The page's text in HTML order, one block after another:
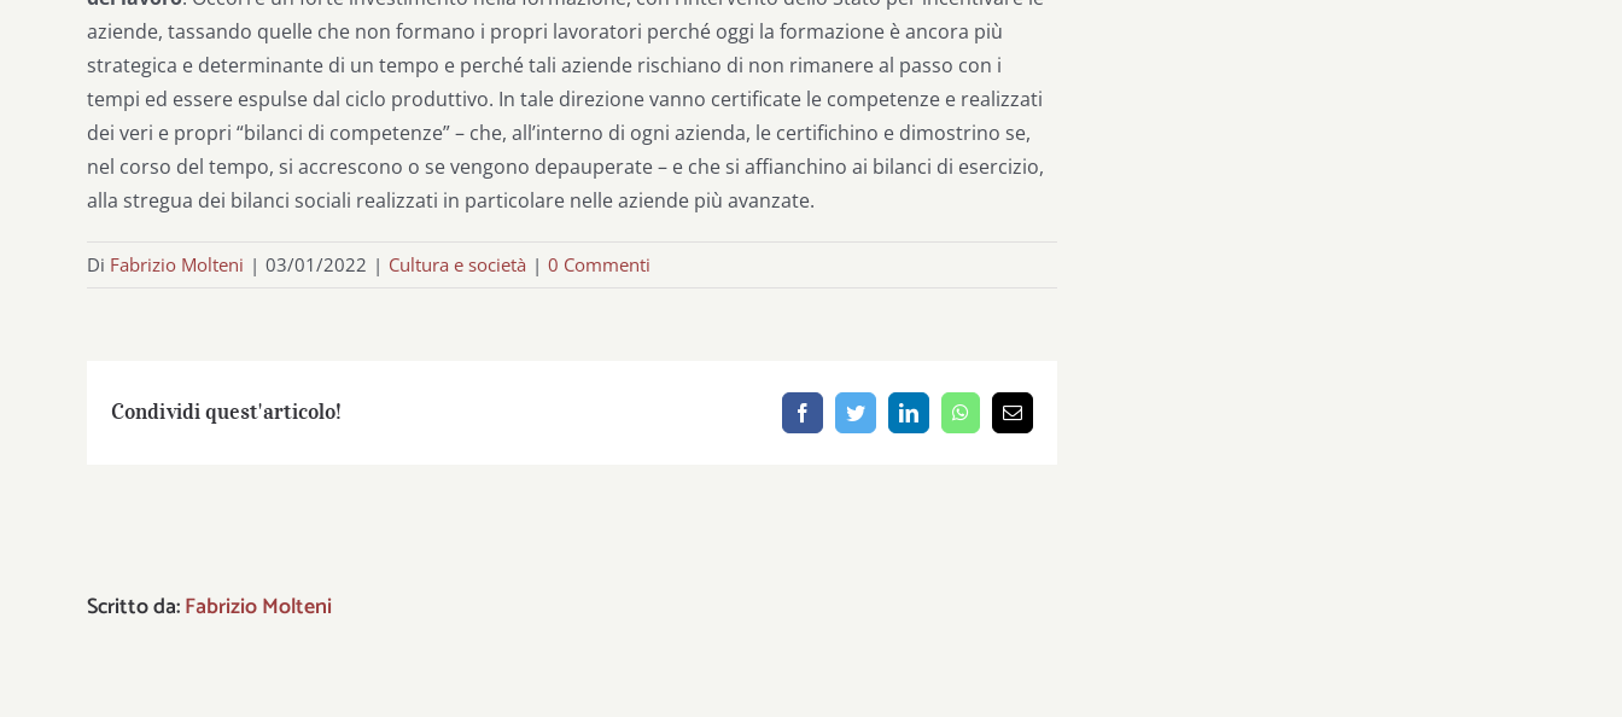
aziende, tassando quelle che non formano i propri lavoratori perché oggi la formazione è ancora più
strategica e determinante di un tempo e perché tali aziende rischiano di non rimanere al passo con i
tempi ed essere espulse dal ciclo produttivo. In tale direzione vanno certificate le competenze e realizzati
dei veri e propri “bilanci di competenze” – che, all’interno di ogni azienda, le certifichino e dimostrino se,
nel corso del tempo, si accrescono o se vengono depauperate – e che si affianchino ai bilanci di esercizio,
alla stregua dei bilanci sociali realizzati in particolare nelle aziende più avanzate.
Di Fabrizio Molteni | 03/01/2022 | Cultura e società | 0 Commenti
Condividi quest'articolo! FacebookTwitterLinkedInWhatsApp
Email
Scritto da:Fabrizio Molteni